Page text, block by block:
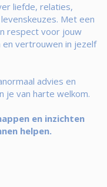
liefde, relaties,
Met een
respect voor jouw
en vertrouwen in jezelf
advies en
je van harte welkom.
en inzichten
helpen.